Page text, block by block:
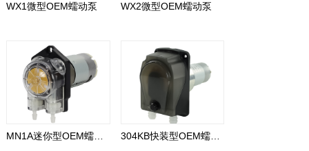
WX1微型OEM蠕动泵 WX2微型OEM蠕动泵
MN1A迷你型OEM蠕动泵 304KB快装型OEM蠕动泵